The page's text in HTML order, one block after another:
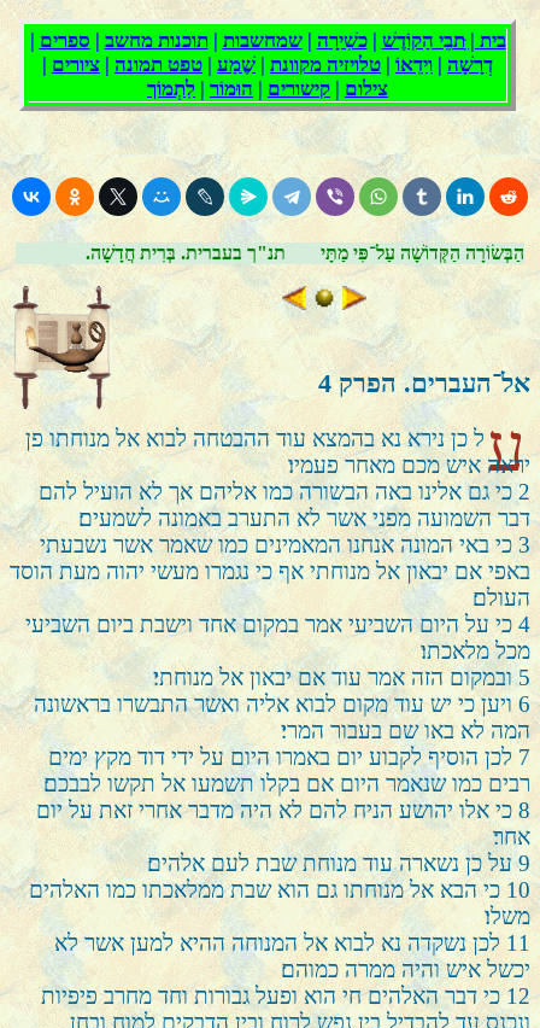
.תנ"ך בעברית. בְּרִית חֲדָשָׁה הַבְּשׂוֹרָה הַקְּדוֹשָׁה עַל־פִּי מַתָּי
אל־העברים. הפרק4
על כן נירא נא בהמצא עוד ההבטחה לבוא אל מנוחתו פן
יראה איש מכם מאחר פעמיו׃
2 כי גם אלינו באה הבשורה כמו אליהם אך לא הועיל להם
דבר השמועה מפני אשר לא התערב באמונה לשמעים׃
3 כי באי המונה אנחנו המאמינים כמו שאמר אשר נשבעתי
באפי אם יבאון אל מנוחתי אף כי נגמרו מעשי יהוה מעת הוסד
העולם׃
4 כי על היום השביעי אמר במקום אחד וישבת ביום השביעי
מכל מלאכתו׃
5 ובמקום הזה אמר עוד אם יבאון אל מנוחתי׃
6 ויען כי יש עוד מקום לבוא אליה ואשר התבשרו בראשונה
המה לא באו שם בעבור המרי׃
7 לכן הוסיף לקבוע יום באמרו היום על ידי דוד מקץ ימים
רבים כמו שנאמר היום אם בקלו תשמעו אל תקשו לבבכם׃
8 כי אלו יהושע הניח להם לא היה מדבר אחרי זאת על יום
אחר׃
9 על כן נשארה עוד מנוחת שבת לעם אלהים׃
10 כי הבא אל מנוחתו גם הוא שבת ממלאכתו כמו האלהים
משלו׃
11 לכן נשקדה נא לבוא אל המנוחה ההיא למען אשר לא
יכשל איש והיה ממרה כמוהם׃
12 כי דבר האלהים חי הוא ופעל גבורות וחד מחרב פיפיות
ונכנס עד להבדיל בין נפש לרוח ובין הדבקים למוח ובחן